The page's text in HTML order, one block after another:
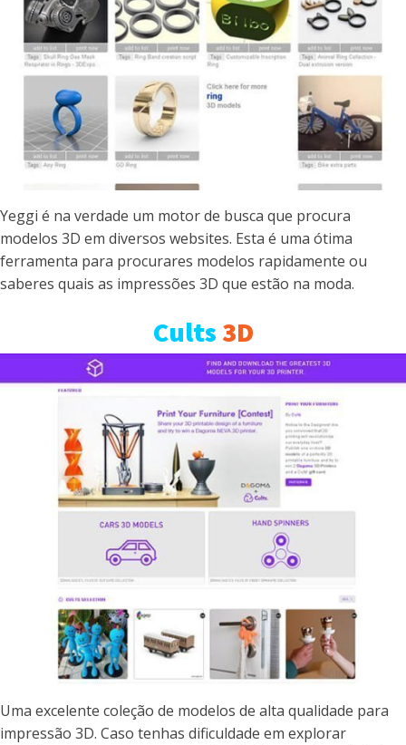
Yeggi é na verdade um motor de busca que procura
modelos 3D em diversos websites. Esta é uma ótima
ferramenta para procurares modelos rapidamente ou
saberes quais as impressões 3D que estão na moda.
Cults 3D
Uma excelente coleção de modelos de alta qualidade para
impressão 3D. Caso tenhas dificuldade em explorar